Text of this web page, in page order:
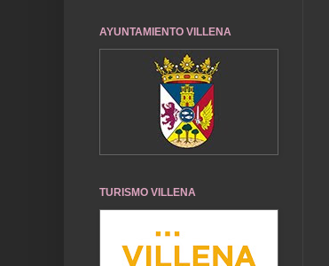
AYUNTAMIENTO VILLENA
TURISMO VILLENA